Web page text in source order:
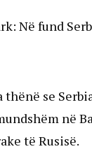
Në fund
se
në
të Rusisë.